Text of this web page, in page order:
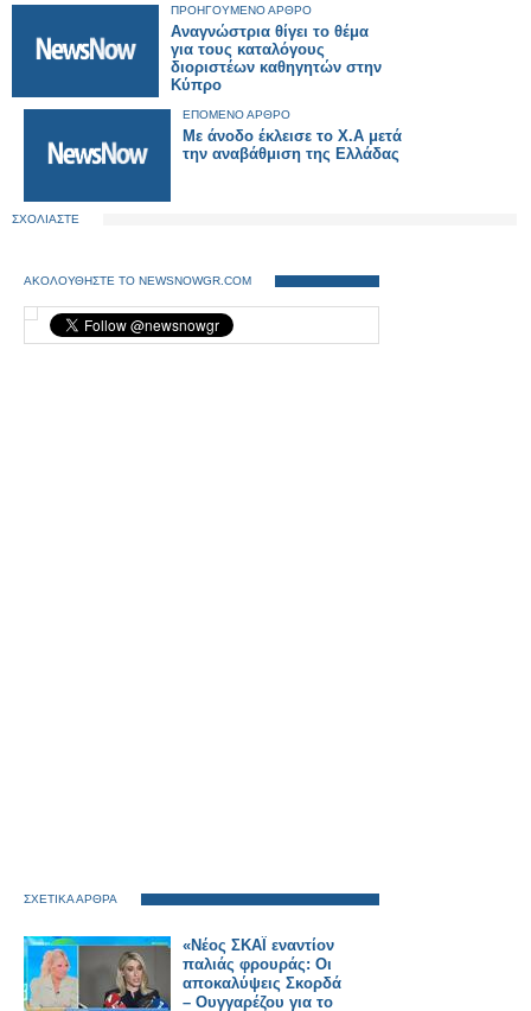
ΠΡΟΗΓΟΥΜΕΝΟ ΑΡΘΡΟ
Αναγνώστρια θίγει το θέμα
για τους καταλόγους
διοριστέων καθηγητών στην
Κύπρο
ΕΠΟΜΕΝΟ ΑΡΘΡΟ
Με άνοδο έκλεισε το Χ.Α μετά
την αναβάθμιση της Ελλάδας
ΣΧΟΛΙΑΣΤΕ
ΑΚΟΛΟΥΘΗΣΤΕ ΤΟ NEWSNOWGR.COM
ΣΧΕΤΙΚΑ ΑΡΘΡΑ
«Νέος ΣΚΑΪ εναντίον
παλιάς φρουράς: Οι
αποκαλύψεις Σκορδά
– Ουγγαρέζου για το